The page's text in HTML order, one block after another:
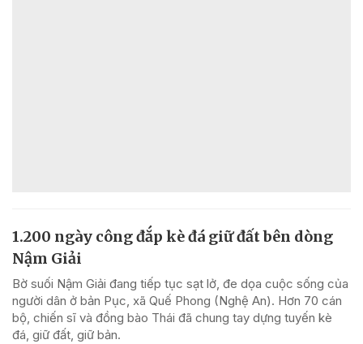
1.200 ngày công đắp kè đá giữ đất bên dòng
Nậm Giải
Bờ suối Nậm Giải đang tiếp tục sạt lở, đe dọa cuộc sống của
người dân ở bản Pục, xã Quế Phong (Nghệ An). Hơn 70 cán
bộ, chiến sĩ và đồng bào Thái đã chung tay dựng tuyến kè
đá, giữ đất, giữ bản.